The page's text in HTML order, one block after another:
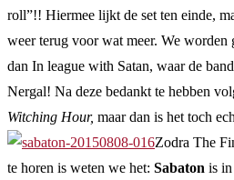
roll”!! Hiermee lijkt de set ten einde,
weer terug voor wat meer. We worden
dan In league with Satan, waar de
Nergal! Na deze bedankt te hebben
Witching Hour, maar dan is het toch
Zodra The
te horen is weten we het: Sabaton is